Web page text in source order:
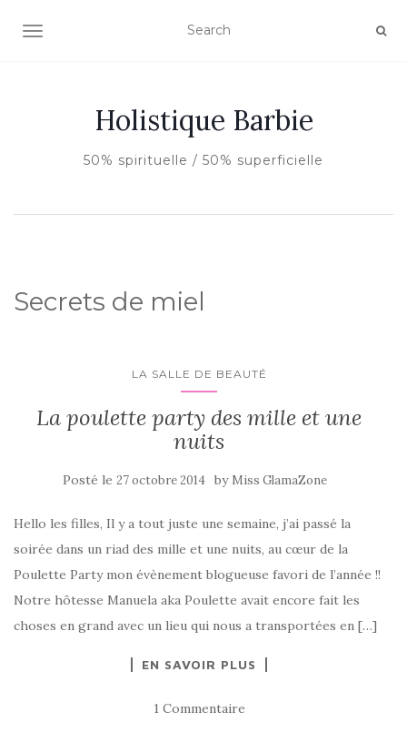
AFFICHER/MASQUER LA NAVIGATION
Holistique Barbie
50% spirituelle / 50% superficielle
Secrets de miel
LA SALLE DE BEAUTÉ
La poulette party des mille et une
nuits
Posté le 27 octobre 2014 by Miss GlamaZone
Hello les filles, Il y a tout juste une semaine, j’ai passé la
soirée dans un riad des mille et une nuits, au cœur de la
Poulette Party mon évènement blogueuse favori de l’année !!
Notre hôtesse Manuela aka Poulette avait encore fait les
choses en grand avec un lieu qui nous a transportées en […]
EN SAVOIR PLUS
1 Commentaire